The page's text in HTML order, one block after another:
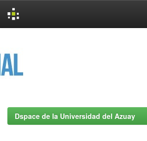
Dspace de la Universidad del Azuay